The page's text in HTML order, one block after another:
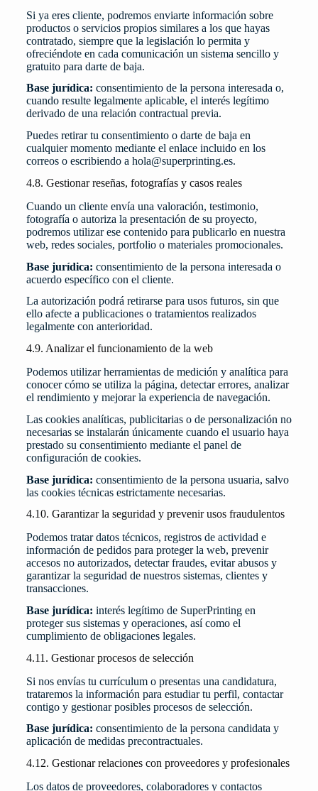
Si ya eres cliente, podremos enviarte información sobre
productos o servicios propios similares a los que hayas
contratado, siempre que la legislación lo permita y
ofreciéndote en cada comunicación un sistema sencillo y
gratuito para darte de baja.
Base jurídica: consentimiento de la persona interesada o,
cuando resulte legalmente aplicable, el interés legítimo
derivado de una relación contractual previa.
Puedes retirar tu consentimiento o darte de baja en
cualquier momento mediante el enlace incluido en los
correos o escribiendo a hola@superprinting.es.
4.8. Gestionar reseñas, fotografías y casos reales
Cuando un cliente envía una valoración, testimonio,
fotografía o autoriza la presentación de su proyecto,
podremos utilizar ese contenido para publicarlo en nuestra
web, redes sociales, portfolio o materiales promocionales.
Base jurídica: consentimiento de la persona interesada o
acuerdo específico con el cliente.
La autorización podrá retirarse para usos futuros, sin que
ello afecte a publicaciones o tratamientos realizados
legalmente con anterioridad.
4.9. Analizar el funcionamiento de la web
Podemos utilizar herramientas de medición y analítica para
conocer cómo se utiliza la página, detectar errores, analizar
el rendimiento y mejorar la experiencia de navegación.
Las cookies analíticas, publicitarias o de personalización no
necesarias se instalarán únicamente cuando el usuario haya
prestado su consentimiento mediante el panel de
configuración de cookies.
Base jurídica: consentimiento de la persona usuaria, salvo
las cookies técnicas estrictamente necesarias.
4.10. Garantizar la seguridad y prevenir usos fraudulentos
Podemos tratar datos técnicos, registros de actividad e
información de pedidos para proteger la web, prevenir
accesos no autorizados, detectar fraudes, evitar abusos y
garantizar la seguridad de nuestros sistemas, clientes y
transacciones.
Base jurídica: interés legítimo de SuperPrinting en
proteger sus sistemas y operaciones, así como el
cumplimiento de obligaciones legales.
4.11. Gestionar procesos de selección
Si nos envías tu currículum o presentas una candidatura,
trataremos la información para estudiar tu perfil, contactar
contigo y gestionar posibles procesos de selección.
Base jurídica: consentimiento de la persona candidata y
aplicación de medidas precontractuales.
4.12. Gestionar relaciones con proveedores y profesionales
Los datos de proveedores, colaboradores y contactos